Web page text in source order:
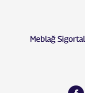
Meblağ